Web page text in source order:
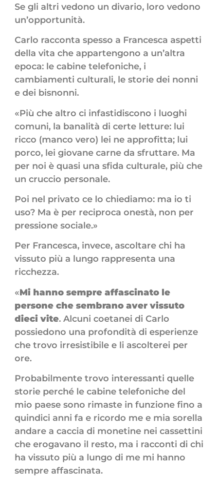
Se gli altri vedono un divario, loro vedono
un’opportunità.
Carlo racconta spesso a Francesca aspetti
della vita che appartengono a un’altra
epoca: le cabine telefoniche, i
cambiamenti culturali, le storie dei nonni
e dei bisnonni.
«Più che altro ci infastidiscono i luoghi
comuni, la banalità di certe letture: lui
ricco (manco vero) lei ne approfitta; lui
porco, lei giovane carne da sfruttare. Ma
per noi è quasi una sfida culturale, più che
un cruccio personale.
Poi nel privato ce lo chiediamo: ma io ti
uso? Ma è per reciproca onestà, non per
pressione sociale.»
Per Francesca, invece, ascoltare chi ha
vissuto più a lungo rappresenta una
ricchezza.
«Mi hanno sempre affascinato le
persone che sembrano aver vissuto
dieci vite. Alcuni coetanei di Carlo
possiedono una profondità di esperienze
che trovo irresistibile e li ascolterei per
ore.
Probabilmente trovo interessanti quelle
storie perché le cabine telefoniche del
mio paese sono rimaste in funzione fino a
quindici anni fa e ricordo me e mia sorella
andare a caccia di monetine nei cassettini
che erogavano il resto, ma i racconti di chi
ha vissuto più a lungo di me mi hanno
sempre affascinata.